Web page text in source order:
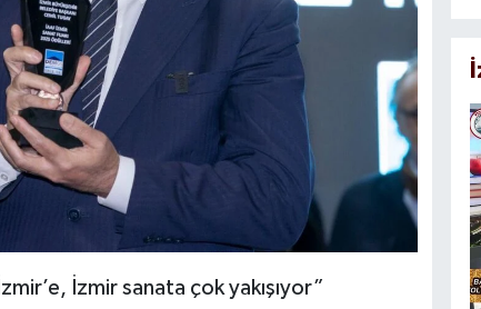
İzmir sanata çok yakışıyor”